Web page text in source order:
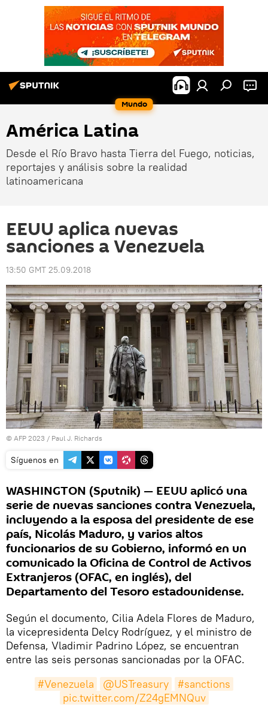
Mundo
América Latina
Desde el Río Bravo hasta Tierra del Fuego, noticias,
reportajes y análisis sobre la realidad
latinoamericana
EEUU aplica nuevas
sanciones a Venezuela
13:50 GMT 25.09.2018
© AFP 2023 / Paul J. Richards
Síguenos en
WASHINGTON (Sputnik) — EEUU aplicó una
serie de nuevas sanciones contra Venezuela,
incluyendo a la esposa del presidente de ese
país, Nicolás Maduro, y varios altos
funcionarios de su Gobierno, informó en un
comunicado la Oficina de Control de Activos
Extranjeros (OFAC, en inglés), del
Departamento del Tesoro estadounidense.
Según el documento, Cilia Adela Flores de Maduro,
la vicepresidenta Delcy Rodríguez, y el ministro de
Defensa, Vladimir Padrino López, se encuentran
entre las seis personas sancionadas por la OFAC.
#Venezuela
@USTreasury
#sanctions
pic.twitter.com/Z24gEMNQuv